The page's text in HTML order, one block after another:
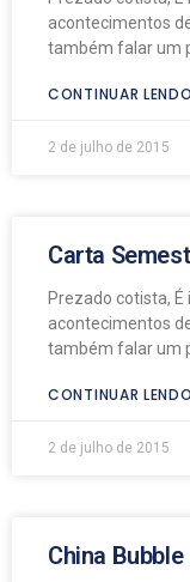
acontecimentos
também falar um
CONTINUAR LENDO
2 de julho de 2015
Carta
Prezado cotista,
acontecimentos
também falar um
CONTINUAR LENDO
2 de julho de 2015
China Bubble